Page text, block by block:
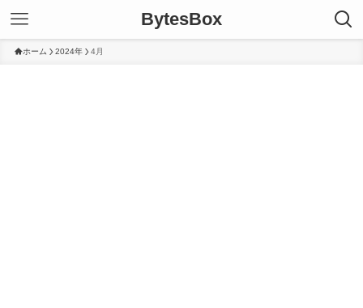
BytesBox
ホーム 2024年 4月